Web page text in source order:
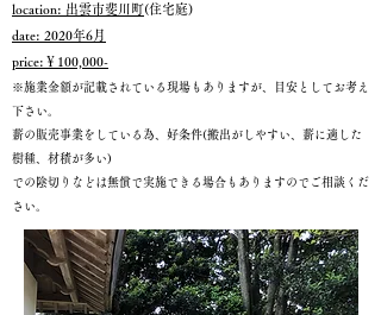
location: 出雲市斐川町(住宅庭)
date: 2020年6月
price:￥100,000-
※施業金額が記載されている現場もありますが、目安としてお考え
下さい。
薪の販売事業をしている為、好条件(搬出がしやすい、薪に適した
樹種、材積が多い)
での陰切りなどは無償で実施できる場合もありますのでご相談くだ
さい。